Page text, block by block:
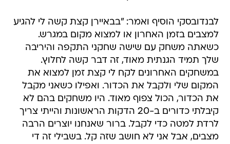
לבנדובסקי הוסיף ואמר: "בבאיירן קצת קשה לי להגיע
למצבים בזמן האחרון או למצוא מקום במגרש.
כשאתה משחק עם שישה שחקני התקפה והיריבה
שלך תמיד הגנתית מאוד, זה דבר קשה לחלוץ.
במשחקים האחרונים לקח לי קצת זמן למצוא את
המקום שלי ולקבל את הכדור. ואפילו כשאני מקבל
את הכדור, הכול צפוף מאוד. היו משחקים בהם לא
קיבלתי כדורים ב-20 הדקות הראשונות והייתי צריך
לרדת למטה כדי לקבל. ברור שאנחנו יוצרים הרבה
מצבים, אבל אני לא חושב שזה קל. בשבילי זה די